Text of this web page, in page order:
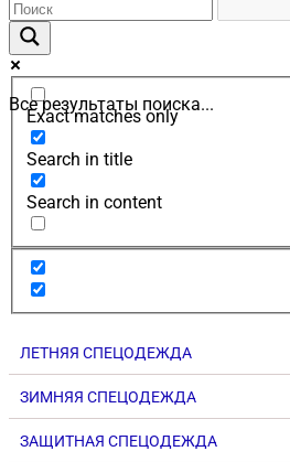
Все результаты поиска...
Exact matches only
Search in title
Search in content
ЛЕТНЯЯ СПЕЦОДЕЖДА
ЗИМНЯЯ СПЕЦОДЕЖДА
ЗАЩИТНАЯ СПЕЦОДЕЖДА